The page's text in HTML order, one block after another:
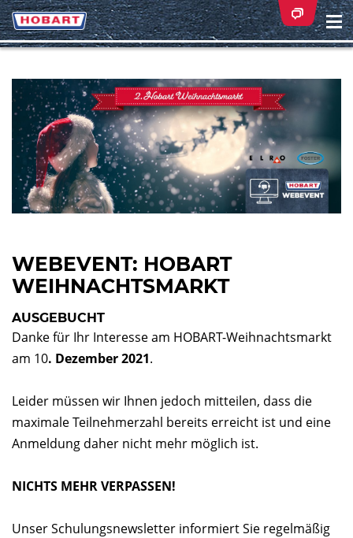
WEBEVENT: HOBART
WEIHNACHTSMARKT
AUSGEBUCHT
Danke für Ihr Interesse am HOBART-Weihnachtsmarkt
am 10. Dezember 2021.
Leider müssen wir Ihnen jedoch mitteilen, dass die
maximale Teilnehmerzahl bereits erreicht ist und eine
Anmeldung daher nicht mehr möglich ist.
NICHTS MEHR VERPASSEN!
Unser Schulungsnewsletter informiert Sie regelmäßig